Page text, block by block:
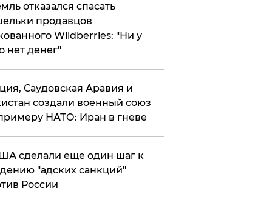
отказался спасать
продавцов
Wildberries: "Ни у
нет денег"
Саудовская Аравия и
создали военный союз
НАТО: Иран в гневе
сделали еще один шаг к
"адских санкций"
России